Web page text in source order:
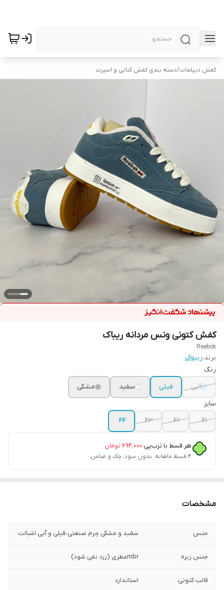
کفش دیپلمات/دسته بندی کفش کتانی و اسپرت
کفش کتونی ونس مردانه ریباک
Reebok
برند:ریبوک
رنگ
آبی
فیلی سفید
مشکی
سایز
۴۱
۴۲ ۴۳ ۴۴
هر قسط با ترب‌پی:۶۹۴٬۰۰۰ تومان
۴ قسط ماهانه. بدون سود، چک و ضامن.
مشخصات
جنس سفید و مشکی چرم صنعتی-فیلی و آبی اشبالت
جنس زیره mbrعطری (زرد نمی شود)
قالب کتونی استاندارد